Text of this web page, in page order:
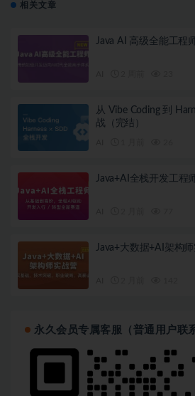
相关文章
Java AI 高级全能工程
从 Vibe Coding 到
战（完结）
Java+AI全栈开发工程
Java+大数据+AI架构
永久会员专属客服（普通用户联